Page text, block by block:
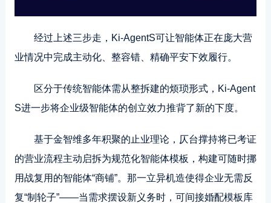
经过上述三步走，Ki-AgentS可让智能体正在庞大营
业情况中完成主动化、整容错、精确平安下效履行。
区分于传统智能体需从整拆建的烦琐形式，Ki-Agent
S进一步将企业级智能体的创立效力推背了新的下度。
基于金智维多年积聚的止业理论，仄台撑持将已考证
的营业流程主动启拆为规范化智能体模板，构建可随时挪
用战复用的智能体“商铺”。那一立异机造使得企业无需反
复“制轮子”——当需求摆设新义务时，可间接婚配模板库